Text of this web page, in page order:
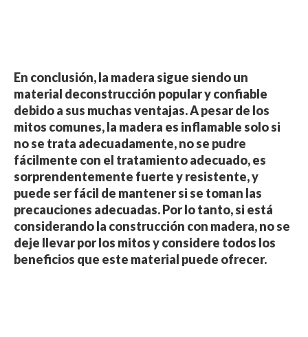
En conclusión, la madera sigue siendo un
material deconstrucción popular y confiable
debido a sus muchas ventajas. A pesar de los
mitos comunes, la madera es inflamable solo si
no se trata adecuadamente, no se pudre
fácilmente con el tratamiento adecuado, es
sorprendentemente fuerte y resistente, y
puede ser fácil de mantener si se toman las
precauciones adecuadas. Por lo tanto, si está
considerando la construcción con madera, no se
deje llevar por los mitos y considere todos los
beneficios que este material puede ofrecer.